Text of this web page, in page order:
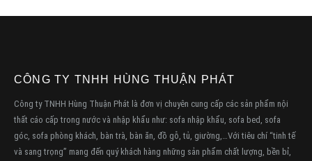
CÔNG TY TNHH HÙNG THUẬN PHÁT
Công ty TNHH Hùng Thuận Phát là đơn vị chuyên cung cấp các sản phẩm nội
thất cáo cấp trong nước và nhập khẩu như: sofa nhập khẩu, sofa bed, sofa
góc, sofa phòng khách, bàn trà, bàn ăn, đồ gỗ, tủ, giường,…Với tiêu chí “tinh tế
và sang trọng” mang đến quý khách hàng những sản phẩm chất lượng, bền bỉ,